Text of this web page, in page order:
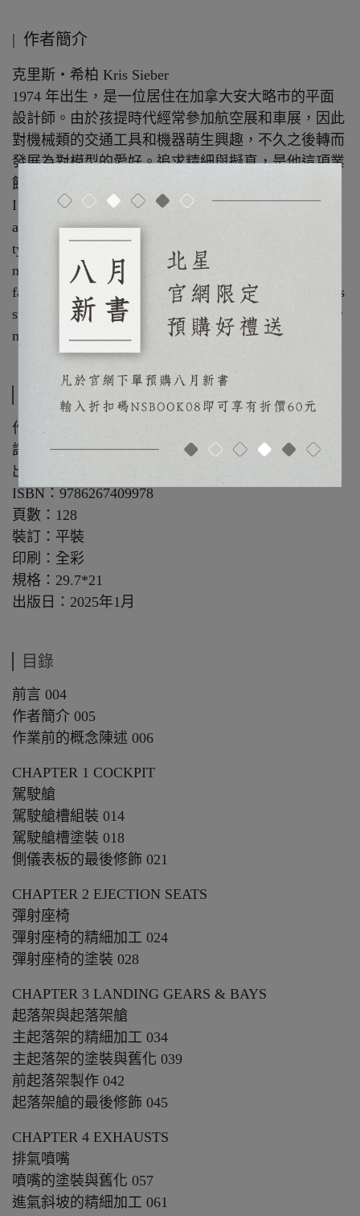
| 作者簡介
克里斯‧希柏 Kris Sieber
1974 年出生，是一位居住在加拿大安大略市的平面
設計師。由於孩提時代經常參加航空展和車展，因此
對機械類的交通工具和機器萌生興趣，不久之後轉而
發展為對模型的愛好。追求精細與擬真，是他這項業
餘愛好的主軸，一般以製作 1/72 飛機模型為中心。
I can’t recall a time when I wasn’t fascinated by trips to
air shows, car shows, and mechanized marvels of all
types, and for many years, scale models were simply a
means to dream about the real thing. While the joys of
family, my profession as a graphic designer, and pursuits
such as cycling all occupy parts of my time, my love for
mechanicals and their miniature counterparts lives on
規格說明
作者：克里斯•希柏
譯者：林素玲
出版社：北星
ISBN：9786267409978
頁數：128
裝訂：平裝
印刷：全彩
規格：29.7*21
出版日：2025年1月
目錄
前言 004
作者簡介 005
作業前的概念陳述 006
CHAPTER 1 COCKPIT
駕駛艙
駕駛艙槽組裝 014
駕駛艙槽塗裝 018
側儀表板的最後修飾 021
CHAPTER 2 EJECTION SEATS
彈射座椅
彈射座椅的精細加工 024
彈射座椅的塗裝 028
CHAPTER 3 LANDING GEARS & BAYS
起落架與起落架艙
主起落架的精細加工 034
主起落架的塗裝與舊化 039
前起落架製作 042
起落架艙的最後修飾 045
CHAPTER 4 EXHAUSTS
排氣噴嘴
噴嘴的塗裝與舊化 057
進氣斜坡的精細加工 061